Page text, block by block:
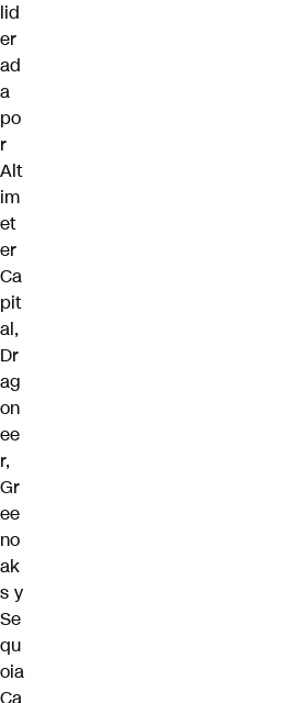
lid
er
ad
a
po
r
Alt
im
et
er
Ca
pit
al,
Dr
ag
on
ee
r,
Gr
ee
no
ak
s y
Se
qu
oia
Ca